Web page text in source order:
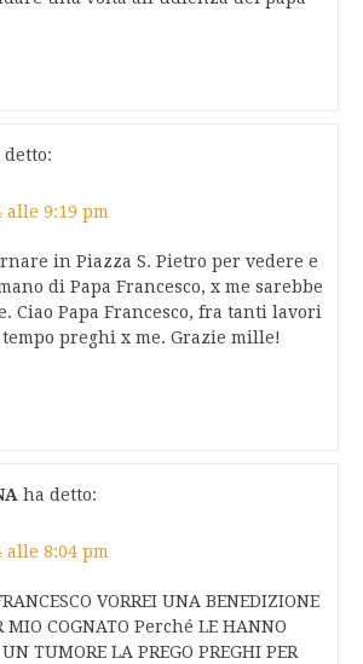
detto:
alle 9:19 pm
in Piazza S. Pietro per vedere e
di Papa Francesco, x me sarebbe
Ciao Papa Francesco, fra tanti lavori
preghi x me. Grazie mille!
ha detto:
alle 8:04 pm
VORREI UNA BENEDIZIONE
MIO COGNATO Perché LE HANNO
TUMORE LA PREGO PREGHI PER